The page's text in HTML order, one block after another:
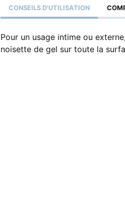
CONSEILS D'UTILISATION
Pour un usage intime ou
noisette de gel sur toute la